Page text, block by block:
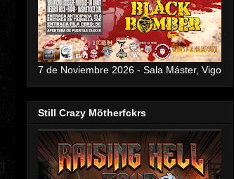
7 de Noviembre 2026 - Sala Máster, Vigo
Still Crazy Mötherfckrs